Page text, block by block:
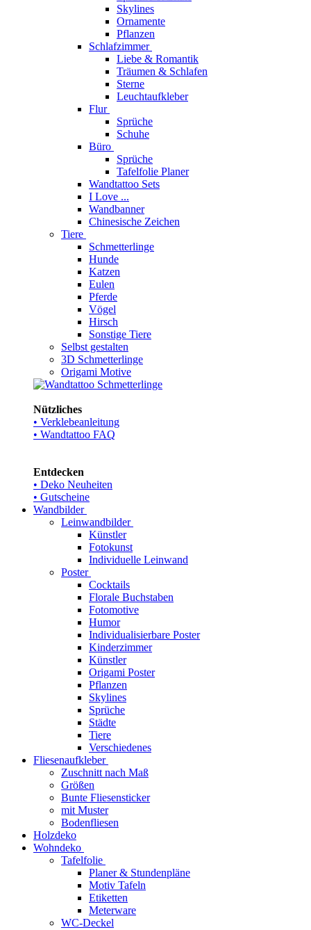
Skylines
Ornamente
Pflanzen
Schlafzimmer
Liebe & Romantik
Träumen & Schlafen
Sterne
Leuchtaufkleber
Flur
Sprüche
Schuhe
Büro
Sprüche
Tafelfolie Planer
Wandtattoo Sets
I Love ...
Wandbanner
Chinesische Zeichen
Tiere
Schmetterlinge
Hunde
Katzen
Eulen
Pferde
Vögel
Hirsch
Sonstige Tiere
Selbst gestalten
3D Schmetterlinge
Origami Motive
Nützliches
• Verklebeanleitung
• Wandtattoo FAQ
Entdecken
• Deko Neuheiten
• Gutscheine
Wandbilder
Leinwandbilder
Künstler
Fotokunst
Individuelle Leinwand
Poster
Cocktails
Florale Buchstaben
Fotomotive
Humor
Individualisierbare Poster
Kinderzimmer
Künstler
Origami Poster
Pflanzen
Skylines
Sprüche
Städte
Tiere
Verschiedenes
Fliesenaufkleber
Zuschnitt nach Maß
Größen
Bunte Fliesensticker
mit Muster
Bodenfliesen
Holzdeko
Wohndeko
Tafelfolie
Planer & Stundenpläne
Motiv Tafeln
Etiketten
Meterware
WC-Deckel